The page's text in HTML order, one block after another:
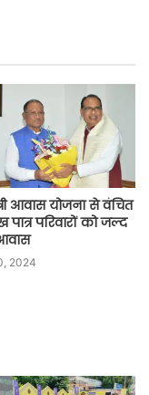
आवास योजना से वंचित
पात्र परिवारों को जल्द
2024